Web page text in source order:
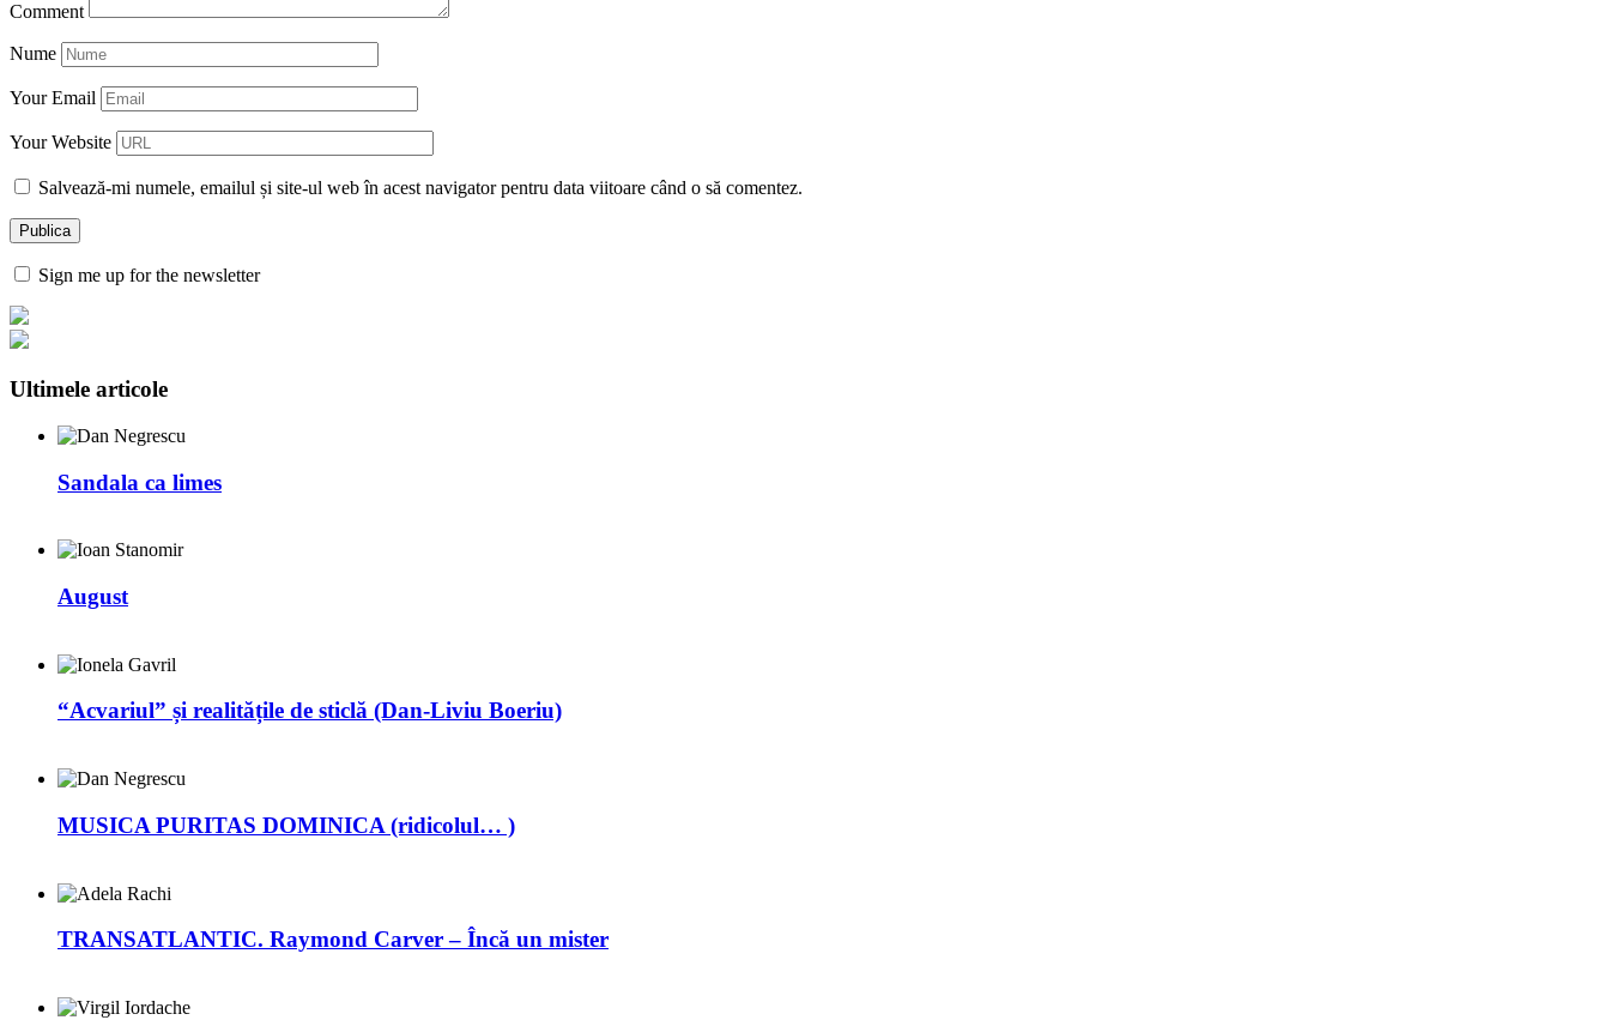
Comment
Nume
Your Email
Your Website
Salvează-mi numele, emailul și site-ul web în acest navigator pentru data viitoare când o să comentez.
Sign me up for the newsletter
Ultimele articole
Sandala ca limes
August
“Acvariul” și realitățile de sticlă (Dan-Liviu Boeriu)
MUSICA PURITAS DOMINICA (ridicolul… )
TRANSATLANTIC. Raymond Carver – Încă un mister